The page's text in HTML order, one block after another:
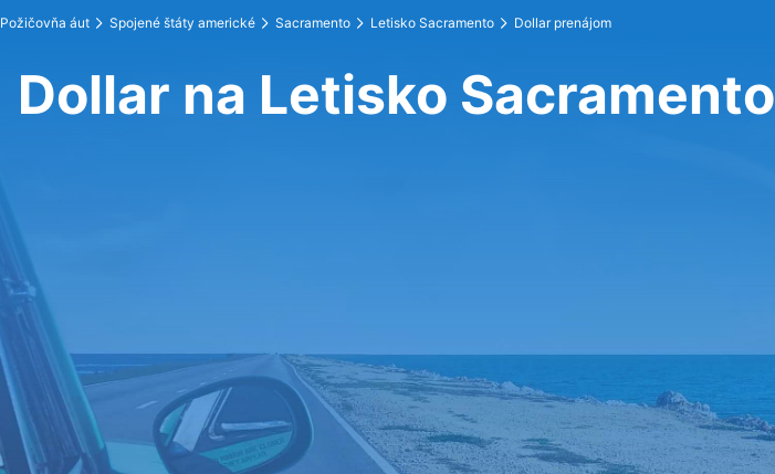
Požičovňa áut Spojené štáty americké Sacramento Letisko Sacramento Dollar prenájom
Dollar na Letisko Sacramento